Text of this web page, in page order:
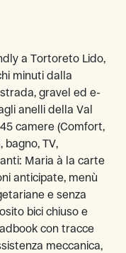
a Tortoreto Lido,
minuti dalla
gravel ed e-
anelli della Val
camere (Comfort,
bagno, TV,
Maria à la carte
anticipate, menù
e senza
bici chiuso e
con tracce
meccanica,